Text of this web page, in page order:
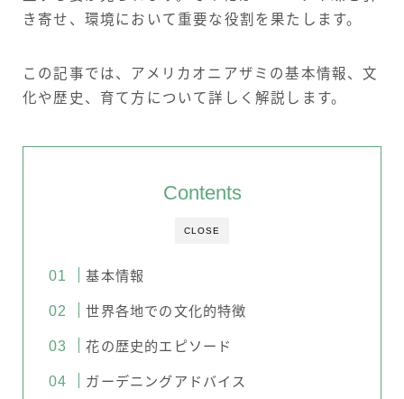
き寄せ、環境において重要な役割を果たします。
この記事では、アメリカオニアザミの基本情報、文
化や歴史、育て方について詳しく解説します。
CLOSE
Contents
基本情報
世界各地での文化的特徴
花の歴史的エピソード
ガーデニングアドバイス